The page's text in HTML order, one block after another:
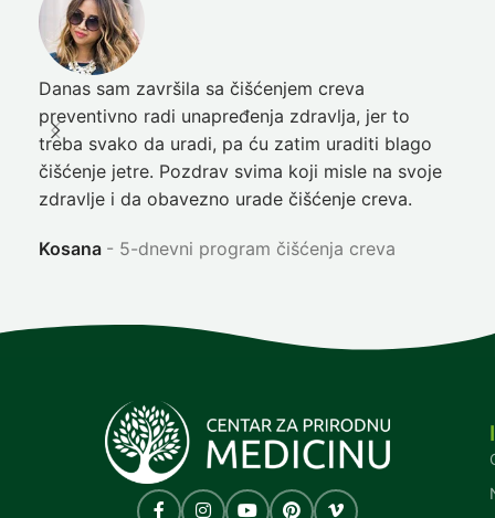
Danas sam završila sa čišćenjem creva
preventivno radi unapređenja zdravlja, jer to
treba svako da uradi, pa ću zatim uraditi blago
čišćenje jetre. Pozdrav svima koji misle na svoje
zdravlje i da obavezno urade čišćenje creva.
Kosana 5-dnevni program čišćenja creva